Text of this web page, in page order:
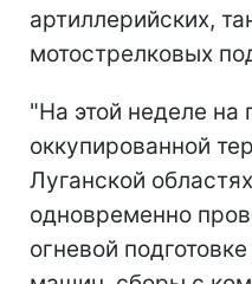
артиллерийских,
мотострелковых
"На этой неделе на
оккупированной
Луганской
одновременно
огневой